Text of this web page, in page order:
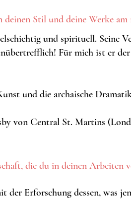
Stil und deine Werke am
und spirituell. Seine
Für mich ist er
und die archaische
von Central St. Martins
die du in deinen Arbeiten
der Erforschung dessen, was